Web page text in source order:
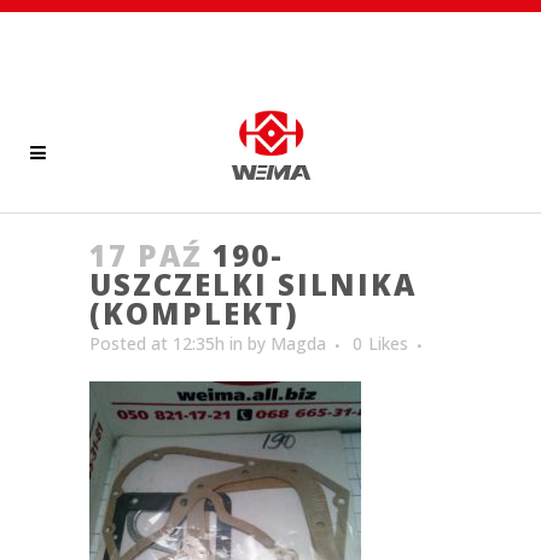
17 PAŹ 190-
USZCZELKI SILNIKA
(KOMPLEKT)
Posted at 12:35h in by Magda 0 Likes